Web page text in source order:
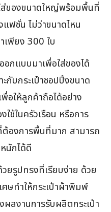
ส่ของขนาดใหญ่พร้อมพื้นที่
ฟชั่น ไม่ว่าขนาดไหน
พียง 300 ใบ
กแบบมาเพื่อใส่ของได้
กับกระเป๋าชอปปิ้งขนาด
พื่อให้ลูกค้าถือได้อย่าง
ใช้ในครัวเรือน หรือการ
องการพื้นที่มาก สามารถ
นักได้ดี
ยรูปทรงที่เรียบง่าย ด้วย
ษทำให้กระเป๋าผ้าพิมพ์
ลงานการรับผลิตกระเป๋า